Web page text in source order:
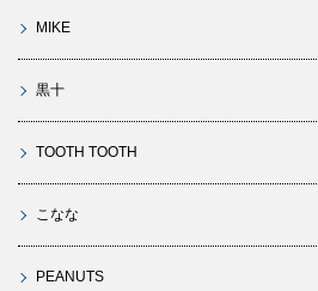
MIKE
黒十
TOOTH TOOTH
こなな
PEANUTS